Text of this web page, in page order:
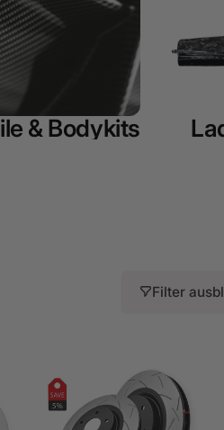
& Bodykits
Filter